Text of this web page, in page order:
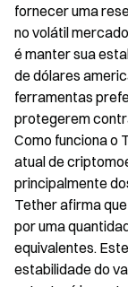
fornecer uma
no volátil
é manter sua
de dólares
ferramentas
protegerem
Como funciona o
atual de
principalmente
Tether afirma
por uma
equivalentes.
estabilidade do